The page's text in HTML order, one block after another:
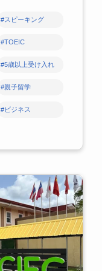
#スピーキング
#TOEIC
#5歳以上受け入れ
#親子留学
#ビジネス